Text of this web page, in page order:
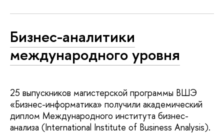
Бизнес-аналитики
международного уровня
25 выпускников магистерской программы ВШЭ
«Бизнес-информатика» получили академический
диплом Международного института бизнес-
анализа (International Institute of Business Analysis).